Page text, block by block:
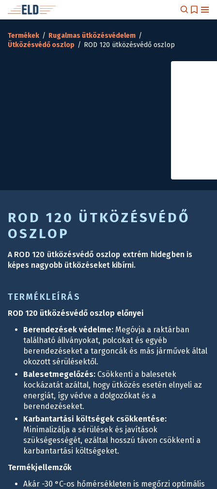
Termékek / Rugalmas ütközésvédelem /
Ütközésvédő oszlop / ROD 120 ütközésvédő oszlop
ROD 120 ÜTKÖZÉSVÉDŐ
OSZLOP
A ROD 120 ütközésvédő oszlop extrém hidegben is
képes nagyobb ütközéseket kibírni.
TERMÉKLEÍRÁS
ROD 120 ütközésvédő oszlop előnyei
Berendezések védelme: Megóvja a raktárban
található állványokat, polcokat és egyéb
berendezéseket a targoncák és más járművek által
okozott sérülésektől.
Balesetmegelőzés: Csökkenti a balesetek
kockázatát azáltal, hogy ütközés esetén elnyeli az
energiát, így védve a dolgozókat és a
berendezéseket.
Karbantartási költségek csökkentése:
Minimalizálja a sérülések és javítások
szükségességét, ezáltal hosszú távon csökkenti a
karbantartási költségeket.
Termékjellemzők
Akár -30 °C-os hőmérsékleten is megőrzi optimális